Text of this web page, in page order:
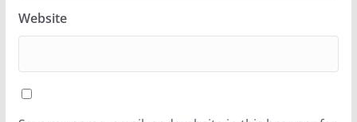
Website